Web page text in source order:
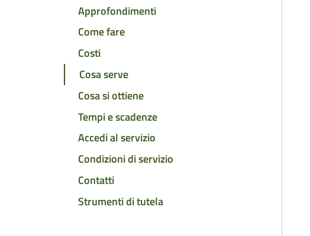
Approfondimenti
Come fare
Costi
Cosa serve
Cosa si ottiene
Tempi e scadenze
Accedi al servizio
Condizioni di servizio
Contatti
Strumenti di tutela